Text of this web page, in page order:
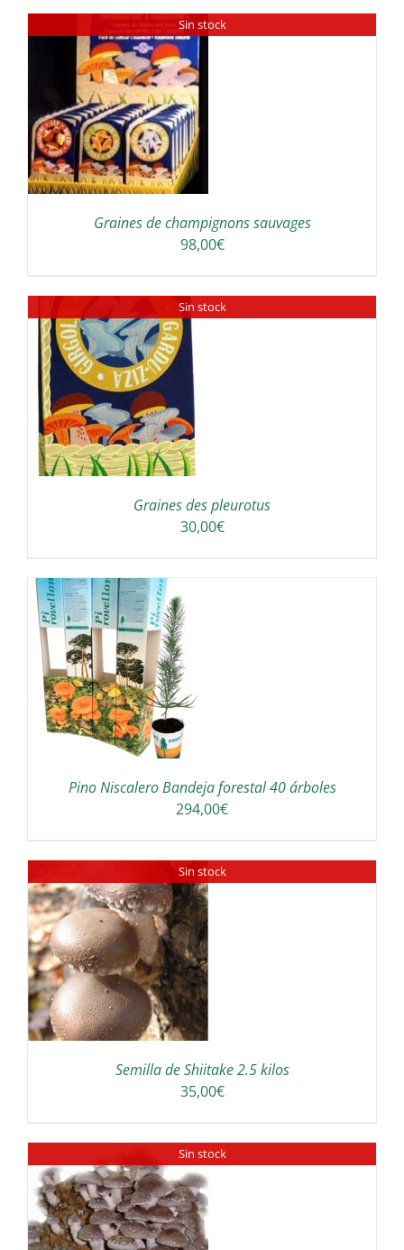
Sin stock
Graines de champignons sauvages
98,00€
Sin stock
Graines des pleurotus
30,00€
Pino Niscalero Bandeja forestal 40 árboles
294,00€
Sin stock
Semilla de Shiitake 2.5 kilos
35,00€
Sin stock